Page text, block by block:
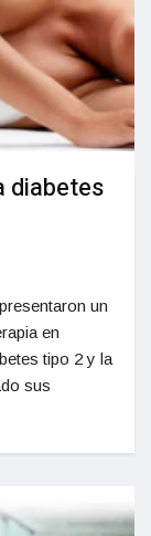
diabetes
un
en
tipo 2 y la
sus